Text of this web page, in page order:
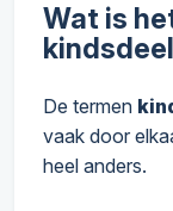
Wat is
De termen
vaak door
heel anders.